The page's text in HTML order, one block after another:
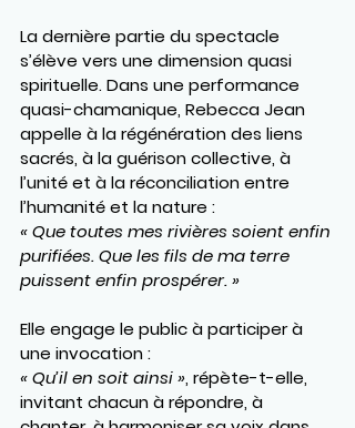
La dernière partie du spectacle
s’élève vers une dimension quasi
spirituelle. Dans une performance
quasi-chamanique, Rebecca Jean
appelle à la régénération des liens
sacrés, à la guérison collective, à
l’unité et à la réconciliation entre
l’humanité et la nature :
« Que toutes mes rivières soient enfin
purifiées. Que les fils de ma terre
puissent enfin prospérer. »
Elle engage le public à participer à
une invocation :
« Qu’il en soit ainsi », répète-t-elle,
invitant chacun à répondre, à